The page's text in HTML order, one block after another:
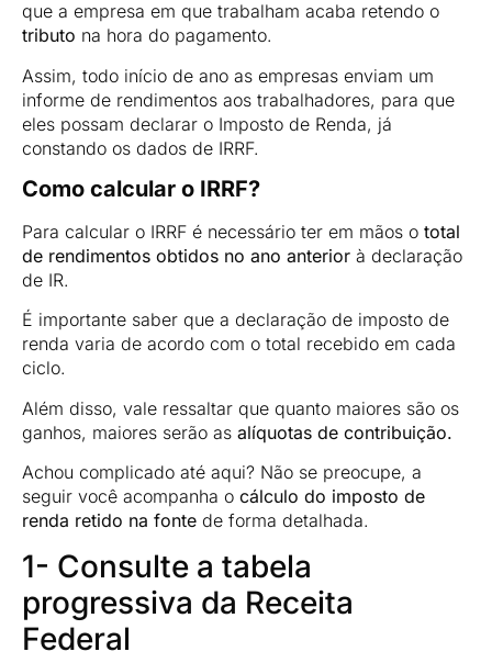
que a empresa em que trabalham acaba retendo o
tributo na hora do pagamento.
Assim, todo início de ano as empresas enviam um
informe de rendimentos aos trabalhadores, para que
eles possam declarar o Imposto de Renda, já
constando os dados de IRRF.
Como calcular o IRRF?
Para calcular o IRRF é necessário ter em mãos o total
de rendimentos obtidos no ano anterior à declaração
de IR.
É importante saber que a declaração de imposto de
renda varia de acordo com o total recebido em cada
ciclo.
Além disso, vale ressaltar que quanto maiores são os
ganhos, maiores serão as alíquotas de contribuição.
Achou complicado até aqui? Não se preocupe, a
seguir você acompanha o cálculo do imposto de
renda retido na fonte de forma detalhada.
1- Consulte a tabela
progressiva da Receita
Federal